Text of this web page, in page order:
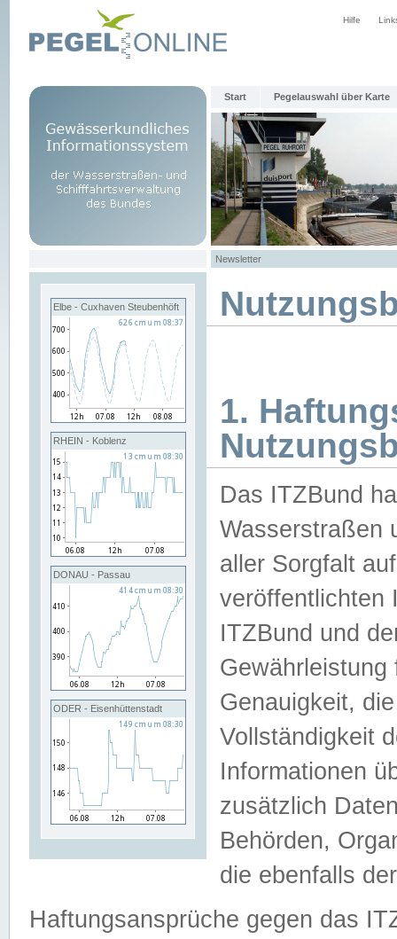
Hilfe
Start Pegelauswahl über Karte
Newsletter
Elbe - Cuxhaven Steubenhöft
RHEIN - Koblenz
DONAU - Passau
ODER - Eisenhüttenstadt
1.
Das ITZBund
Wasserstraßen
aller Sorgfalt
veröffentlichten
ITZBund und
Genauigkeit,
Vollständigkeit
Informationen
zusätzlich
Behörden,
die ebenfalls
Haftungsansprüche gegen das